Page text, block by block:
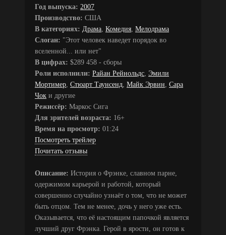
Год выпуска: 2007
Производство: США
В категориях: Драма Комедия Мелодрама
Слоган: "Этот человек наведет порядок во
вселенной... или нет"
В цифрах: $289 458 - сборы
Роли исполнили: Райан Рейнольдс Эмили
Мортимер Стюарт Таунсенд Майк Эрвин Сара
Чок и другие
Режиссёр: Маркос Сига
Для зрителей возраста: 16+
Время на просмотр: 01:24
Посмотреть трейлер
Почитать отзывы
Описание: История о Фрэнке, славном парне,
одержимом карьерой и работой, который
совершенно случайно узнаёт о том, что не может
быть отцом. Тем не менее, дочь у него уже есть.
Оказывается, что её настоящим папочкой является
лучший друг Фрэнка. Герой в ярости, он готов к